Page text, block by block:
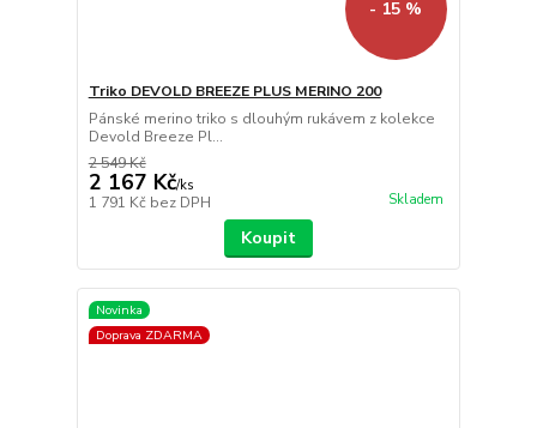
- 15 %
Triko DEVOLD BREEZE PLUS MERINO 200
Pánské merino triko s dlouhým rukávem z kolekce
Devold Breeze Pl...
2 549 Kč
2 167 Kč/ks
1 791 Kč bez DPH Skladem
Koupit
Novinka
Doprava ZDARMA